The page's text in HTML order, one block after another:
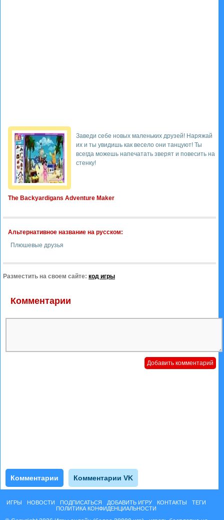
The Backyardigans Adventure Maker
Заведи себе новых маленьких друзей! Наряжай
их и ты увидишь как весело они танцуют! Ты
всегда можешь напечатать зверят и повесить на
стенку!
Альтернативное название на русском:
Плюшевые друзья
Разместить на своем сайте: код игры
Комментарии
Комментарии Комментарии VK
ИГРЫ НОВОСТИ ПОДПИСАТЬСЯ ДОБАВИТЬ ИГРУ КОНТАКТЫ
ТЕГИ
ПОЛИТИКА КОНФИДЕНЦИАЛЬНОСТИ